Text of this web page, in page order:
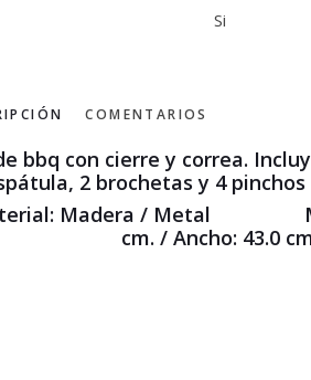
Si
COMENTARIOS
bbq con cierre y correa.
2 brochetas y 4
Madera / Metal
cm. / Ancho: 43.0